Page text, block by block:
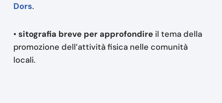
Dors.
• sitografia breve per approfondireil tema della
promozione dell’attività fisica nelle comunità
locali.